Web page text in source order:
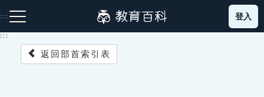
到
主
::: 登入
:::
返回部首索引表